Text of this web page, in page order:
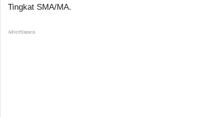
Tingkat SMA/MA.
Advertismen